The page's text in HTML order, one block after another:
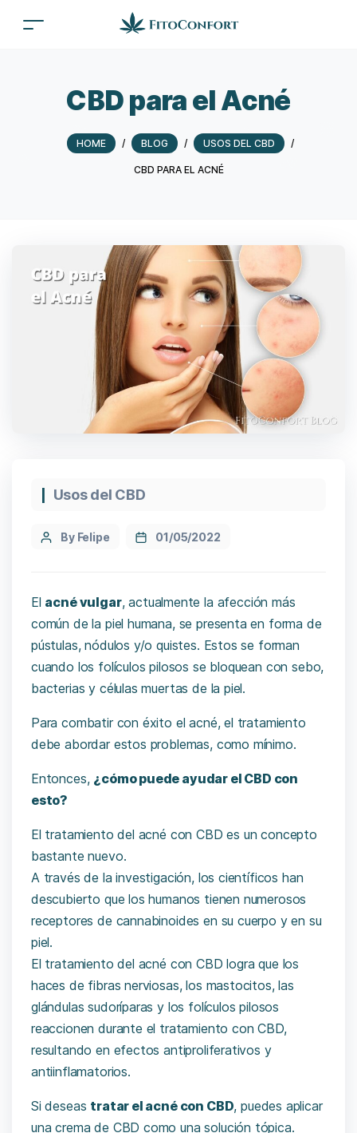
CBD para el Acné
HOME / BLOG / USOS DEL CBD /
CBD PARA EL ACNÉ
Usos del CBD
By Felipe 01/05/2022
El acné vulgar, actualmente la afección más
común de la piel humana, se presenta en forma de
pústulas, nódulos y/o quistes. Estos se forman
cuando los folículos pilosos se bloquean con sebo,
bacterias y células muertas de la piel.
Para combatir con éxito el acné, el tratamiento
debe abordar estos problemas, como mínimo.
Entonces, ¿cómo puede ayudar el CBD con
esto?
El tratamiento del acné con CBD es un concepto
bastante nuevo.
A través de la investigación, los científicos han
descubierto que los humanos tienen numerosos
receptores de cannabinoides en su cuerpo y en su
piel.
El tratamiento del acné con CBD logra que los
haces de fibras nerviosas, los mastocitos, las
glándulas sudoríparas y los folículos pilosos
reaccionen durante el tratamiento con CBD,
resultando en efectos antiproliferativos y
antiinflamatorios.
Si deseas tratar el acné con CBD, puedes aplicar
una crema de CBD como una solución tópica.